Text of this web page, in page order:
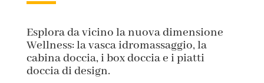
Esplora da vicino la nuova dimensione
Wellness: la vasca idromassaggio, la
cabina doccia, i box doccia e i piatti
doccia di design.